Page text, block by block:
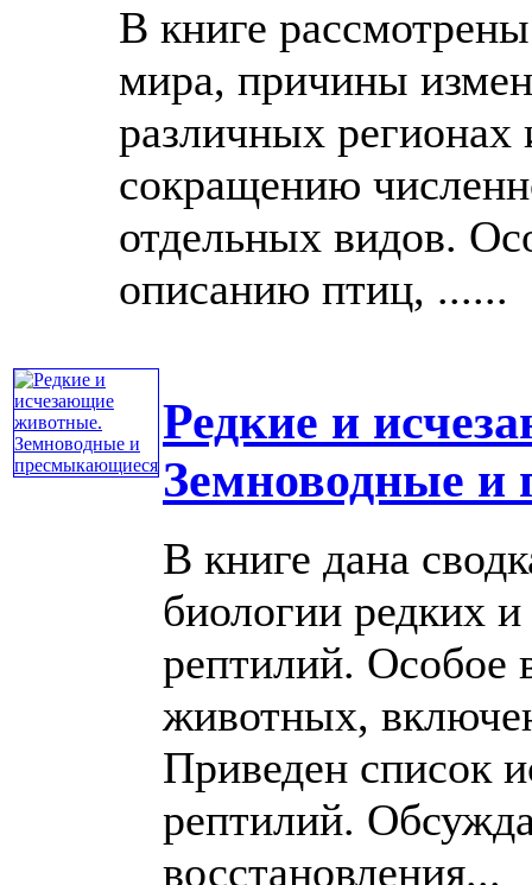
В книге
мира, причины
различных
сокращению
отдельных видов.
описанию птиц, ......
Редкие и
Земноводные
В книге дана
биологии редких
рептилий. Особое
животных,
Приведен список
рептилий.
восстановления...